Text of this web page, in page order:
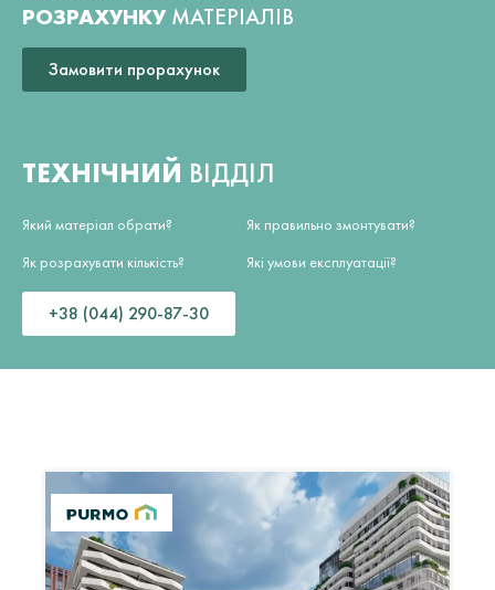
РОЗРАХУНКУ МАТЕРІАЛІВ
Замовити прорахунок
ТЕХНІЧНИЙ ВІДДІЛ
Який матеріал обрати?
Як розрахувати кількість?
Як правильно змонтувати?
Які умови експлуатації?
+38 (044) 290-87-30